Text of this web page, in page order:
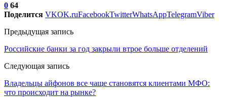
0 64
Поделится VKOK.ruFacebookTwitterWhatsAppTelegramViber
Предыдущая запись
Российские банки за год закрыли втрое больше отделений
Следующая запись
Владельцы айфонов все чаще становятся клиентами МФО:
что происходит на рынке?